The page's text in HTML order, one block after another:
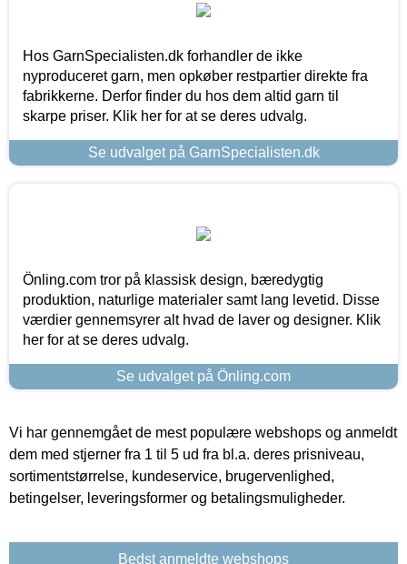
Hos GarnSpecialisten.dk forhandler de ikke
nyproduceret garn, men opkøber restpartier direkte fra
fabrikkerne. Derfor finder du hos dem altid garn til
skarpe priser. Klik her for at se deres udvalg.
Se udvalget på GarnSpecialisten.dk
Önling.com tror på klassisk design, bæredygtig
produktion, naturlige materialer samt lang levetid. Disse
værdier gennemsyrer alt hvad de laver og designer. Klik
her for at se deres udvalg.
Se udvalget på Önling.com
Vi har gennemgået de mest populære webshops og anmeldt
dem med stjerner fra 1 til 5 ud fra bl.a. deres prisniveau,
sortimentstørrelse, kundeservice, brugervenlighed,
betingelser, leveringsformer og betalingsmuligheder.
Bedst anmeldte webshops